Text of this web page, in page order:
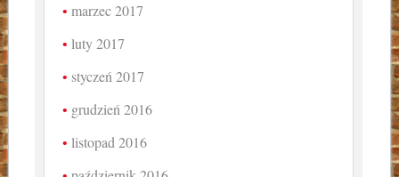
marzec 2017
luty 2017
styczeń 2017
grudzień 2016
listopad 2016